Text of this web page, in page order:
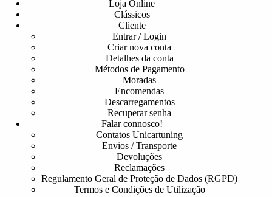
Loja Online
Clássicos
Cliente
Entrar / Login
Criar nova conta
Detalhes da conta
Métodos de Pagamento
Moradas
Encomendas
Descarregamentos
Recuperar senha
Falar connosco!
Contatos Unicartuning
Envios / Transporte
Devoluções
Reclamações
Regulamento Geral de Proteção de Dados (RGPD)
Termos e Condições de Utilização